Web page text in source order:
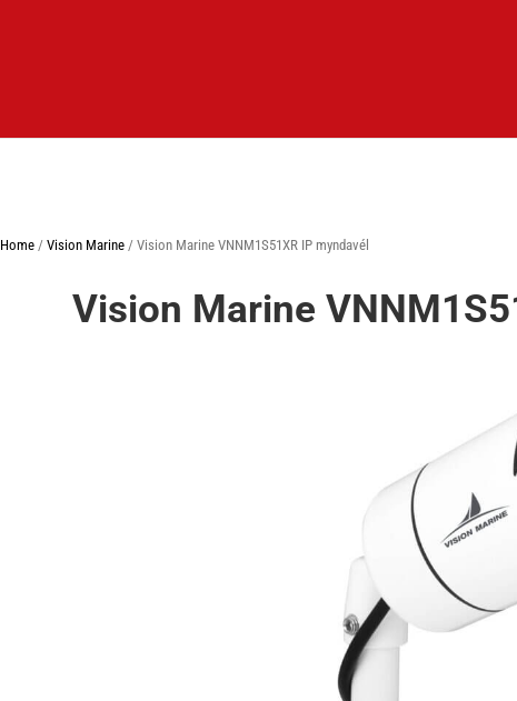
Home/ Vision Marine/ Vision Marine VNNM1S51XR IP myndavél
Vision Marine